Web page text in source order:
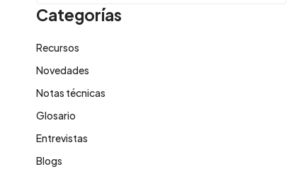
Categorías
Recursos
Novedades
Notas técnicas
Glosario
Entrevistas
Blogs